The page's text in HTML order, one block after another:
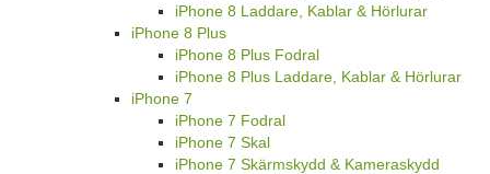
iPhone 8 Laddare, Kablar & Hörlurar
iPhone 8 Plus
iPhone 8 Plus Fodral
iPhone 8 Plus Laddare, Kablar & Hörlurar
iPhone 7
iPhone 7 Fodral
iPhone 7 Skal
iPhone 7 Skärmskydd & Kameraskydd